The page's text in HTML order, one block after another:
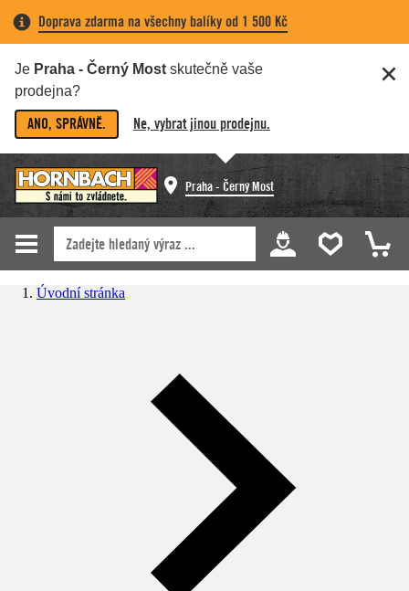
Doprava zdarma na všechny balíky od 1 500 Kč
Je Praha - Černý Most skutečně vaše
prodejna?
ANO, SPRÁVNĚ. Ne, vybrat jinou prodejnu.
Praha - Černý Most
Úvodní stránka